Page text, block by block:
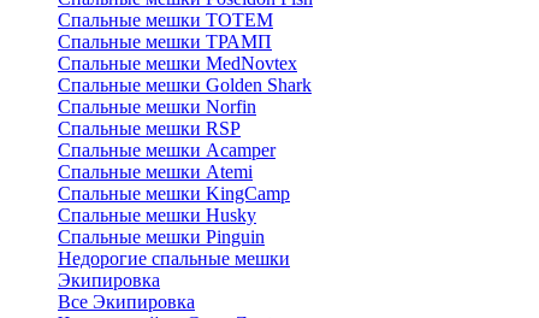
Спальные мешки ТОТЕМ
Спальные мешки ТРАМП
Cпальные мешки MedNovtex
Спальные мешки Golden Shark
Спальные мешки Norfin
Спальные мешки RSP
Спальные мешки Acamper
Спальные мешки Atemi
Спальные мешки KingCamp
Спальные мешки Husky
Спальные мешки Pinguin
Недорогие спальные мешки
Экипировка
Все Экипировка